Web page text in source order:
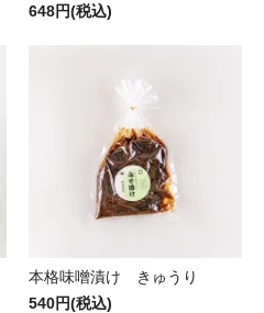
648円(税込)
本格味噌漬け きゅうり
540円(税込)